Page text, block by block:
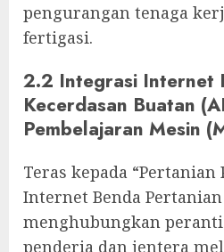
pengurangan tenaga
fertigasi.
2.2 Integrasi Internet
Kecerdasan Buatan
Pembelajaran Mesin
Teras kepada
Internet Benda
menghubungkan
penderia dan jentera